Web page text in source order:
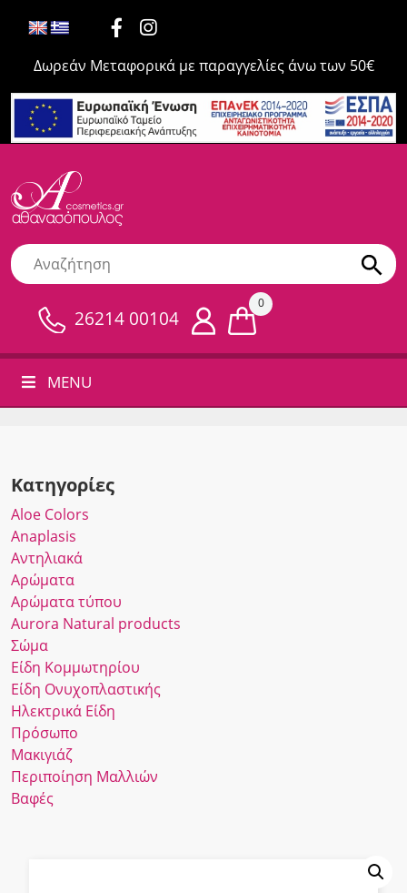
Δωρεάν Μεταφορικά με παραγγελίες άνω των 50€
26214 00104
0
MENU
Κατηγορίες
Αloe Colors
Anaplasis
Αντηλιακά
Αρώματα
Αρώματα τύπου
Αurora Νatural products
Σώμα
Είδη Κομμωτηρίου
Είδη Ονυχοπλαστικής
Ηλεκτρικά Είδη
Πρόσωπο
Μακιγιάζ
Περιποίηση Μαλλιών
Βαφές